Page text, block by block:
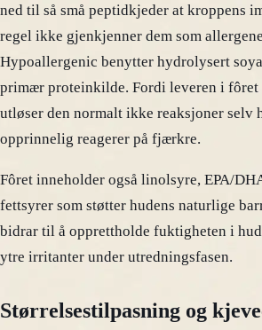
ned til så små peptidkjeder at kroppens
regel ikke gjenkjenner dem som
Hypoallergenic benytter hydrolysert
primær proteinkilde. Fordi leveren i fôret
utløser den normalt ikke reaksjoner selv
opprinnelig reagerer på fjærkre.
Fôret inneholder også linolsyre, EPA/
fettsyrer som støtter hudens naturlige
bidrar til å opprettholde fuktigheten i
ytre irritanter under utredningsfasen.
Størrelsestilpasning og